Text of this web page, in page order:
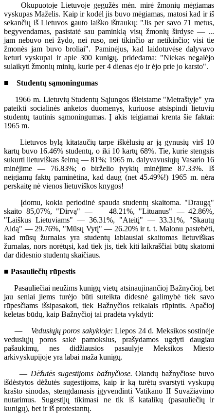
Okupuotoje Lietuvoje gegužės mėn. mirė žmonių mėgiamas
vyskupas Maželis. Kaip ir kodėl jis buvo mėgiamas, matosi kad ir iš
sekančių iš Lietuvos gauto laiško ištraukų: "Jis per savo 71 metus,
begyvendamas, pasistatė sau paminklą visų žmonių širdyse — ...
jam nebuvo nei žydo, nei ruso, nei tikinčio ar netikinčio; visi tie
žmonės jam buvo broliai". Paminėjus, kad laidotuvėse dalyvavo
keturi vyskupai ir apie 300 kunigų, pridedama: "Niekas negalėjo
sulaikyti žmonių minių, kurie per 4 dienas ėjo ir ėjo prie jo karsto".
■ Studentų sąmoningumas
1966 m. Lietuvių Studentų Sąjungos išleistame "Metraštyje" yra
pateikti socialinės anketos duomenys, kuriuose atsispindi lietuvių
studentų tautinis sąmoningumas. Į akis teigiamai krenta šie faktai:
1965 m.
Lietuvos bylą kitataučių tarpe iškėlusių ar ją gynusių virš 10
kartų buvo 16.46% studentų, o iki 10 kartų 68%. Tie, kurie stengsis
sukurti lietuviškas šeimą — 81%; 1965 m. dalyvavusiųjų Vasario 16
minėjime — 76.83%; o birželio įvykių minėjime 87.33%. Iš
neigiamų faktų paminėtina, kad daug (net 45.49%!) 1965 m. nėra
perskaitę nė vienos lietuviškos knygos!
Įdomu, kokia periodinė spauda studentų skaitoma. "Draugą"
skaito 85,07%, "Dirvą" — 48.21%, "Lituanus" — 42.86%,
"Laiškus Lietuviams" — 36.31%, "Ateitį" — 33.31%, "Skautų
Aidą" — 29.76%, "Mūsų Vytį" — 26.20% ir t. t. Malonu pastebėti,
kad mūsų žurnalas yra studentų labiausiai skaitomas lietuviškas
žurnalas, nors norėtųsi, kad tiek jis, tiek kiti laikraščiai būtų skatomi
dar didesnio studentų skaičiaus.
■ Pasauliečių rūpestis
Pasauliečiai neužims kunigų vietų atsinaujinančioj Bažnyčioj, bet
jau seniai jiems turėjo būti suteikta didesnė galimybė tiek savo
rūpesčiams išsipasakoti, tiek Bažnyčios reikalais rūpintis. Apačioj
keletas būdų, kaip Bažnyčioj tai pradėta vykdyti:
— Vedusiųjų poros sakykloje: Liepos 24 d. Meksikos sostinėje
vedusiųjų poros sakė pamokslus, prašydamos ugdyti daugiau
pašaukimų, nes didžiausios pasaulyje Meksikos Miesto
arkivyskupijoje yra labai maža kunigų.
— Dėžutės sugestijoms bažnyčiose. Olandų bažnyčiose buvo
išdėstytos dėžutės sugestijoms, kaip ir ką turėtų svarstyti vyskupų
krašto sinodas, stengdamasis įgyvendinti Vatikano II Suvažiavimo
nutarimus. Sugestijų tikimasi ne tik iš katalikų (pasauliečių ir
kunigų), bet ir iš protestantų.